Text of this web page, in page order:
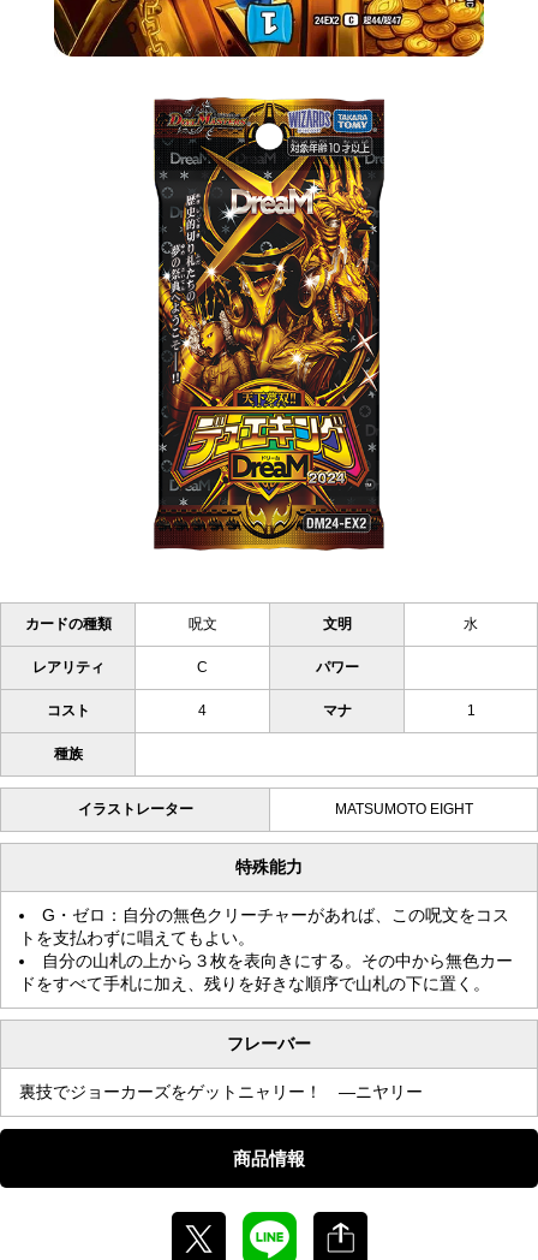
カードの種類 呪文 文明 水
レアリティ C パワー
コスト 4 マナ 1
種族
イラストレーター MATSUMOTO EIGHT
特殊能力
G・ゼロ：自分の無色クリーチャーがあれば、この呪文をコス
トを支払わずに唱えてもよい。
自分の山札の上から３枚を表向きにする。その中から無色カー
ドをすべて手札に加え、残りを好きな順序で山札の下に置く。
フレーバー
裏技でジョーカーズをゲットニャリー！ ―ニヤリー
商品情報